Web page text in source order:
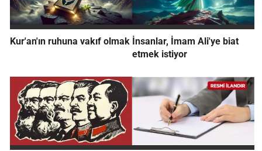
Kur'an'ın ruhuna vakıf olmak İnsanlar, İmam Ali'ye biat
etmek istiyor